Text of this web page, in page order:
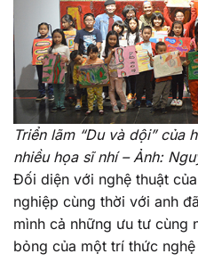
Triển lãm “Du và dội” của
nhiều họa sĩ nhí – Ảnh:
Đối diện với nghệ thuật
nghiệp cùng thời với anh
mình cả những ưu tư cùng
bỏng của một trí thức